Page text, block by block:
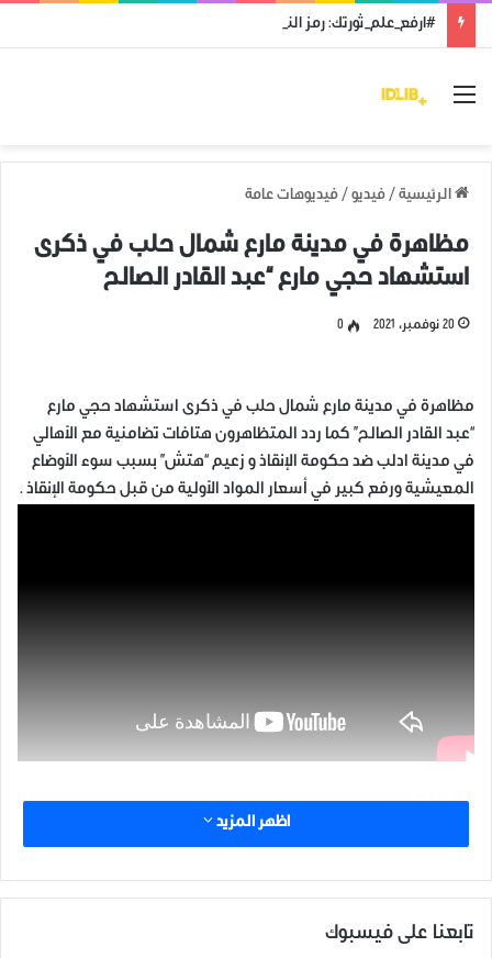
#ارفع_علم_ثورتك: رمز النضال ووحدة الهدف
القائمة
الرئيسية / فيديو / فيديوهات عامة
مظاهرة في مدينة مارع شمال حلب في ذكرى
استشهاد حجي مارع “عبد القادر الصالح
20 نوفمبر، 2021 0
مظاهرة في مدينة مارع شمال حلب في ذكرى استشهاد حجي مارع
“عبد القادر الصالح” كما ردد المتظاهرون هتافات تضامنية مع الأهالي
في مدينة ادلب ضد حكومة الإنقاذ و زعيم “هتش” بسبب سوء الأوضاع
المعيشية ورفع كبير في أسعار المواد الأولية من قبل حكومة الإنقاذ .
شارك هذا الموضوع:
مرتبط
اظهر المزيد
تابعنا على فيسبوك